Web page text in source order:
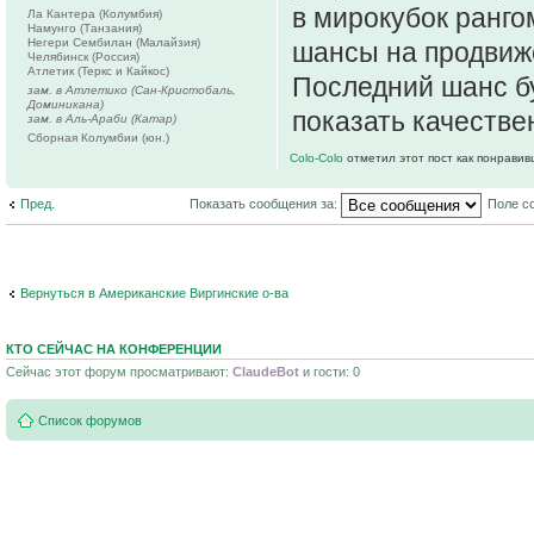
в мирокубок
шансы на
Последний шанс
показать
Colo-Colo отметил этот пост как
Ла Кантера (Колумбия)
Намунго (Танзания)
Негери Сембилан (Малайзия)
Челябинск (Россия)
Атлетик (Теркс и Кайкос)
зам. в Атлетико (Сан-Кристобаль,
Доминикана)
зам. в Аль-Араби (Катар)
Сборная Колумбии (юн.)
Пред. Показать сообщения за: Поле
Вернуться в Американские Виргинские о-ва
КТО СЕЙЧАС НА КОНФЕРЕНЦИИ
Сейчас этот форум просматривают: ClaudeBot и гости: 0
Список форумов